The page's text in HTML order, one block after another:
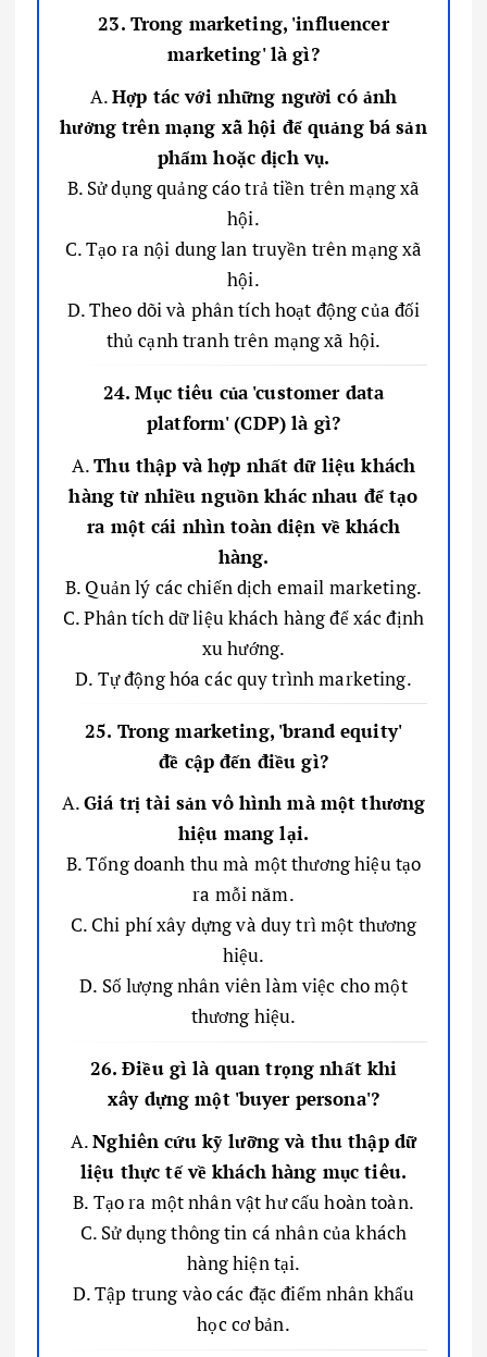
23. Trong marketing, 'influencer
marketing' là gì?
A.Hợp tác với những người có ảnh
hưởng trên mạng xã hội để quảng bá sản
phẩm hoặc dịch vụ.
B. Sử dụng quảng cáo trả tiền trên mạng xã
hội.
C. Tạo ra nội dung lan truyền trên mạng xã
hội.
D. Theo dõi và phân tích hoạt động của đối
thủ cạnh tranh trên mạng xã hội.
24. Mục tiêu của 'customer data
platform' (CDP) là gì?
A.Thu thập và hợp nhất dữ liệu khách
hàng từ nhiều nguồn khác nhau để tạo
ra một cái nhìn toàn diện về khách
hàng.
B. Quản lý các chiến dịch email marketing.
C. Phân tích dữ liệu khách hàng để xác định
xu hướng.
D. Tự động hóa các quy trình marketing.
25. Trong marketing, 'brand equity'
đề cập đến điều gì?
A.Giá trị tài sản vô hình mà một thương
hiệu mang lại.
B. Tổng doanh thu mà một thương hiệu tạo
ra mỗi năm.
C. Chi phí xây dựng và duy trì một thương
hiệu.
D. Số lượng nhân viên làm việc cho một
thương hiệu.
26. Điều gì là quan trọng nhất khi
xây dựng một 'buyer persona'?
A.Nghiên cứu kỹ lưỡng và thu thập dữ
liệu thực tế về khách hàng mục tiêu.
B. Tạo ra một nhân vật hư cấu hoàn toàn.
C. Sử dụng thông tin cá nhân của khách
hàng hiện tại.
D. Tập trung vào các đặc điểm nhân khẩu
học cơ bản.